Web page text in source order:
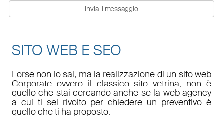
SITO WEB E SEO
Forse non lo sai, ma la realizzazione di un sito web
Corporate ovvero il classico sito vetrina, non è
quello che stai cercando anche se la web agency
a cui ti sei rivolto per chiedere un preventivo è
quello che ti ha proposto.